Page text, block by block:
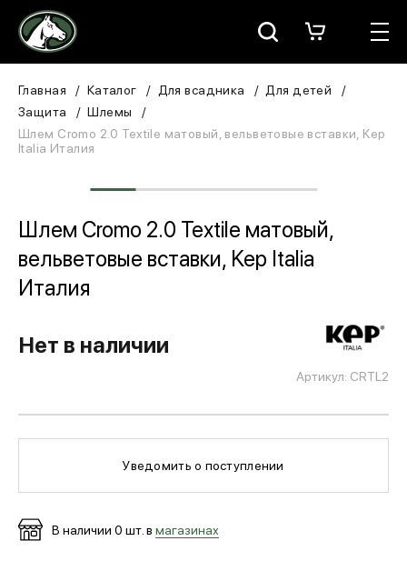
Москва
Для всадника
ЗООТОВАРЫ
Для собаки
Сувениры/Подарки
ПОКУПАТЕЛЯМ
Главная Каталог Для всадника
Для детей
Защита
Шлемы
Шлем Cromo 2.0 Textile матовый, вельветовые вставки, Kep
Italia Италия
Шлем Cromo 2.0 Textile матовый,
вельветовые вставки, Kep Italia
Италия
Артикул: CRTL2
Нет в наличии
Уведомить о поступлении
В наличии 0 шт. в магазинах